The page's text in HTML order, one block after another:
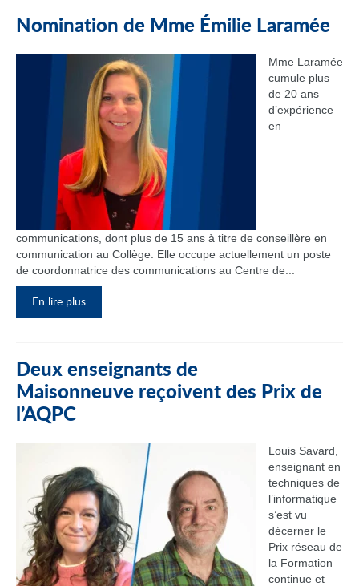
Nomination de Mme Émilie Laramée
Mme Laramée
cumule plus
de 20 ans
d’expérience
en
communications, dont plus de 15 ans à titre de conseillère en
communication au Collège. Elle occupe actuellement un poste
de coordonnatrice des communications au Centre de...
En lire plus
Deux enseignants de
Maisonneuve reçoivent des Prix de
l’AQPC
Louis Savard,
enseignant en
techniques de
l’informatique
s’est vu
décerner le
Prix réseau de
la Formation
continue et